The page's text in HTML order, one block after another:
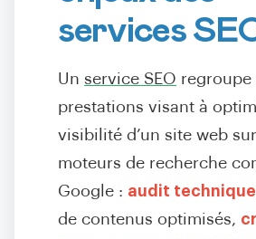
services
Un service SEO regroupe
prestations visant à
visibilité d’un site web
moteurs de recherche
Google : audit technique
de contenus optimisés,